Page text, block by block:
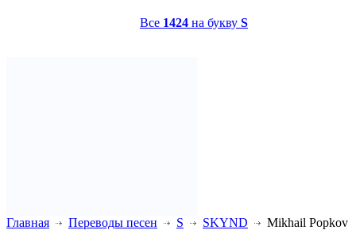
Все 1424 на букву S
Главная Переводы песен S SKYND Mikhail Popkov